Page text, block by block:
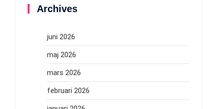
Archives
juni 2026
maj 2026
mars 2026
februari 2026